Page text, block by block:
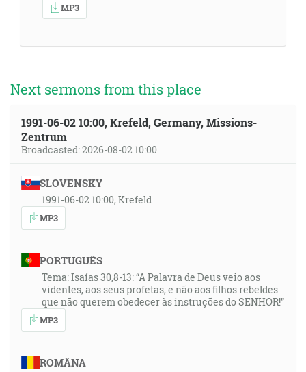
MP3
Next sermons from this place
1991-06-02 10:00, Krefeld, Germany, Missions-
Zentrum
Broadcasted: 2026-08-02 10:00
SLOVENSKY
1991-06-02 10:00, Krefeld
MP3
PORTUGUÊS
Tema: Isaías 30,8-13: “A Palavra de Deus veio aos
videntes, aos seus profetas, e não aos filhos rebeldes
que não querem obedecer às instruções do SENHOR!”
MP3
ROMÂNA